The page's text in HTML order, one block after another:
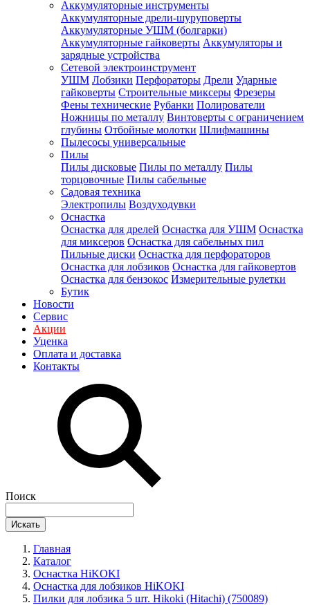
Аккумуляторные инструменты
Аккумуляторные дрели-шуруповерты
Аккумуляторные УШМ (болгарки)
Аккумуляторные гайковерты Аккумуляторы и
зарядные устройства
Сетевой электроинструмент
УШМ Лобзики Перфораторы Дрели Ударные
гайковерты Строительные миксеры Фрезеры
Фены технические Рубанки Полирователи
Ножницы по металлу Винтоверты с ограничением
глубины Отбойные молотки Шлифмашины
Пылесосы универсальные
Пилы
Пилы дисковые Пилы по металлу Пилы
торцовочные Пилы сабельные
Садовая техника
Электропилы Воздуходувки
Оснастка
Оснастка для дрелей Оснастка для УШМ Оснастка
для миксеров Оснастка для сабельных пил
Пильные диски Оснастка для перфораторов
Оснастка для лобзиков Оснастка для гайковертов
Оснастка для бензокос Измерительные рулетки
Бутик
Новости
Сервис
Акции
Уценка
Оплата и доставка
Контакты
Поиск
Искать
Главная
Каталог
Оснастка HiKOKI
Оснастка для лобзиков HiKOKI
Пилки для лобзика 5 шт. Hikoki (Hitachi) (750089)